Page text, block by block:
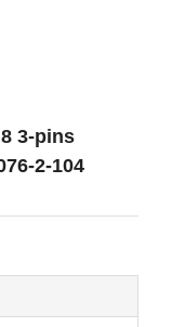
3-pins
2-104